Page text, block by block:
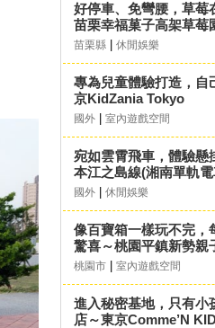
好停車、免彎腰，草莓
苗栗幸福菓子高架草莓
苗栗縣 休閒娛樂
專為兒童體驗打造，自
京KidZania Tokyo
國外 室內遊戲空間
宛如雲霄飛車，體驗懸
本江之島線(湘南單軌
國外 休閒娛樂
像百寶箱一樣玩不完，
驚喜～桃園平鎮新勢親
桃園市 室內遊戲空間
進入秘密基地，只有小
店～東京Comme’N